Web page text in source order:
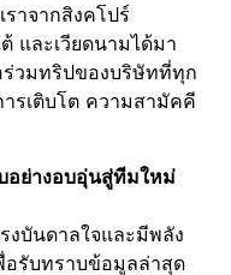
าจากสิงคโปร์
และเวียดนามได้มา
ร่วมทริปของบริษัทที่ทุก
รเติบโต ความสามัคคี
อย่างอบอุ่นสู่ทีมใหม่
งบันดาลใจและมีพลัง
รับทราบข้อมูลล่าสุด